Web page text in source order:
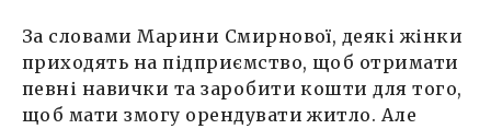
За словами Марини Смирнової, деякі жінки
приходять на підприємство, щоб отримати
певні навички та заробити кошти для того,
щоб мати змогу орендувати житло. Але